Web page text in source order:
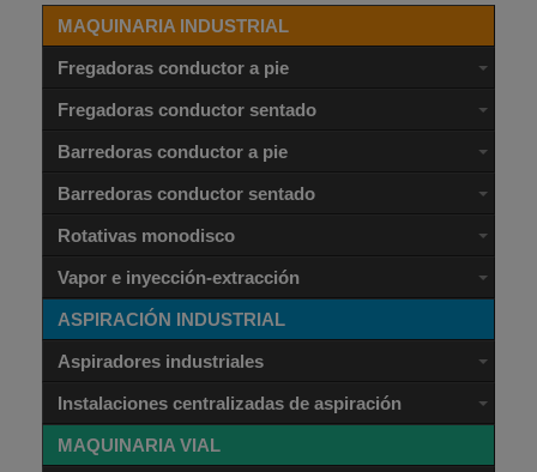
MAQUINARIA INDUSTRIAL
Fregadoras conductor a pie
Fregadoras conductor sentado
Barredoras conductor a pie
Barredoras conductor sentado
Rotativas monodisco
Vapor e inyección-extracción
ASPIRACIÓN INDUSTRIAL
Aspiradores industriales
Instalaciones centralizadas de aspiración
MAQUINARIA VIAL